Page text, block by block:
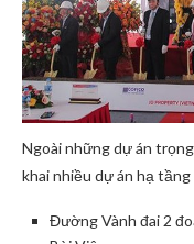
Ngoài những dự án
khai nhiều dự án hạ
Đường Vành đai 2